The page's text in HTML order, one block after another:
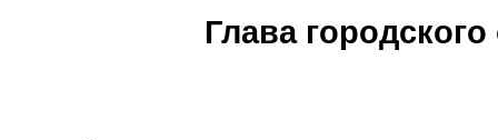
Глава городского